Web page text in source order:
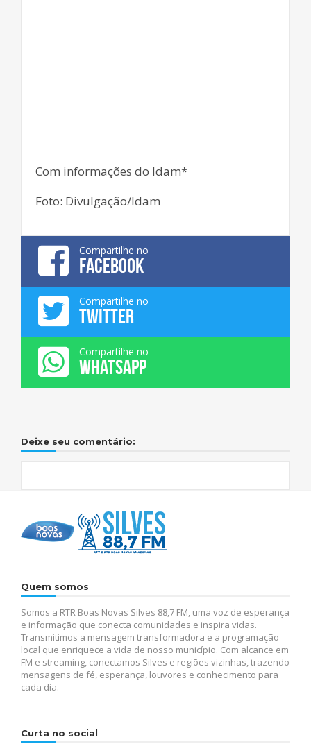
Com informações do Idam*
Foto: Divulgação/Idam
Compartilhe no
FACEBOOK
Compartilhe no
TWITTER
Compartilhe no
WHATSAPP
Deixe seu comentário:
Quem somos
Somos a RTR Boas Novas Silves 88,7 FM, uma voz de esperança
e informação que conecta comunidades e inspira vidas.
Transmitimos a mensagem transformadora e a programação
local que enriquece a vida de nosso município. Com alcance em
FM e streaming, conectamos Silves e regiões vizinhas, trazendo
mensagens de fé, esperança, louvores e conhecimento para
cada dia.
Curta no social